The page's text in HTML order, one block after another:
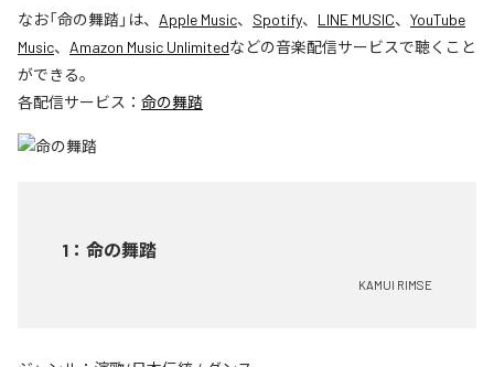
なお「命の舞踏 」は、 Apple Music、 Spotify、 LINE MUSIC、 YouTube
Music、 Amazon Music Unlimitedなどの音楽配信サービスで聴くこと
ができる。
各配信サービス： 命の舞踏
1 ： 命の舞踏
KAMUI RIMSE